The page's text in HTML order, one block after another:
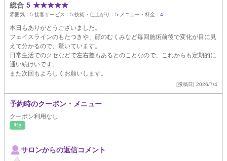
総合 5 ★★★★★
雰囲気： 5 接客サービス： 5 技術・仕上がり： 5 メニュー・料金： 4
本日もありがとうございました。
フェイスラインのもたつきや、顔のむくみなど毎回施術前後で変化が目に見
えて分かるので、驚いています。
日常生活でのクセなどで左右差もあるとのことなので、これからも定期的に
通い続けいです。
また次回もよろしくお願いします。
[投稿日] 2026/7/4
予約時のクーポン・メニュー
クーポン利用なし
ﾘﾗｸ
サロンからの返信コメント